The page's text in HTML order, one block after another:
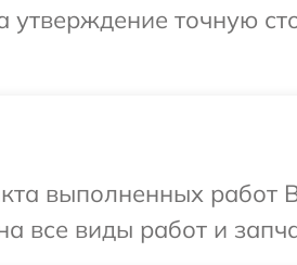
точную
выполненных
все виды работ и